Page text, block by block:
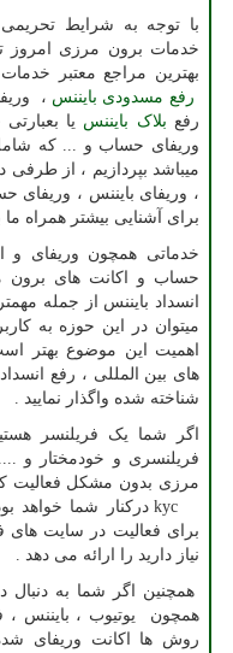
با توجه به شرایط
خدمات برون مرزی امروز
بهترین مراجع معتبر خدمات
رفع مسدودی بایننس ،
رفع بلاک بایننس یا
میباشد بپردازیم ، از طرفی
، وریفای بایننس ، وریفای
برای آشنایی بیشتر همراه ما
خدماتی همچون وریفای و
حساب و اکانت های برون
انسداد بایننس از جمله
میتوان در این حوزه به
اهمیت این موضوع بهتر
های بین المللی ، رفع
شناخته شده واگذار نمایید .
اگر شما یک فریلنسر
فریلنسری و خودمختار و
مرزی بدون مشکل فعالیت
kyc درکنار شما خواهد
برای فعالیت در سایت
نیاز دارید را ارائه می دهد .
همچنین اگر شما به دنبال
همچون یوتیوب ، بایننس ،
روش ها اکانت وریفای